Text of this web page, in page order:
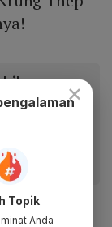
dan nikmati
×
Topik
Anda